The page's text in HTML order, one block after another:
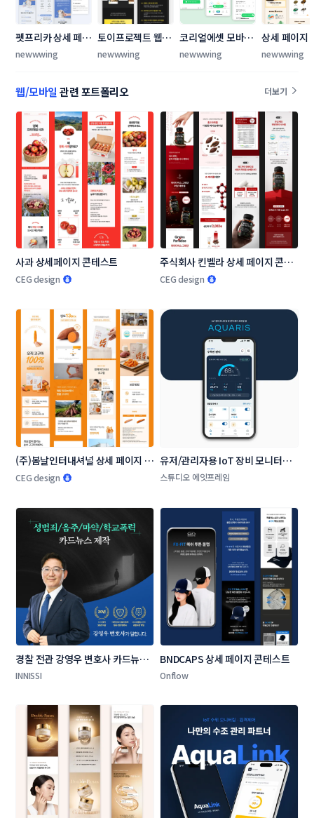
펫프리카 상세 페이
지 콘테스트
newwwing
토이프로젝트 웹/
홈페이지 콘테스트
newwwing
코리얼에셋 모바일
앱 콘테스트
newwwing
상세 페이지
트
newwwing
웹/모바일 관련 포트폴리오 더보기
사과 상세페이지 콘테스트
CEG design
주식회사 킨벨라 상세 페이지 콘테
스트
CEG design
(주)봄날인터내셔널 상세 페이지 콘
테스트
CEG design
유저/관리자용 IoT 장비 모니터링
및 원격 제어 모바일 앱 UI/UX
스튜디오 에잇프레임
경찰 전관 강영우 변호사 카드뉴스
제작 콘테스트
INNISSI
BNDCAPS 상세 페이지 콘테스트
Onflow